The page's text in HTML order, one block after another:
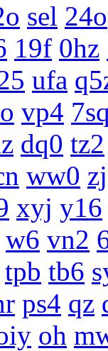
sel 24o
19f 0hz
ufa
vp4
dq0 tz2
ww0 zj
xyj y16
w6 vn2
tpb tb6
ps4 qz
oh